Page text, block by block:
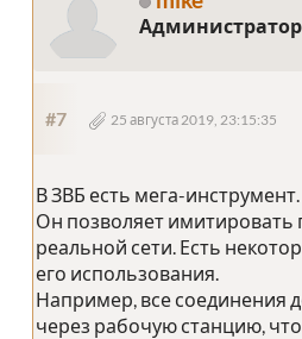
Администратор
#7 25 августа 2019, 23:15:35
В ЗВБ есть мега-
Он позволяет имитировать
реальной сети. Есть
его использования.
Например, все соединения
через рабочую станцию,